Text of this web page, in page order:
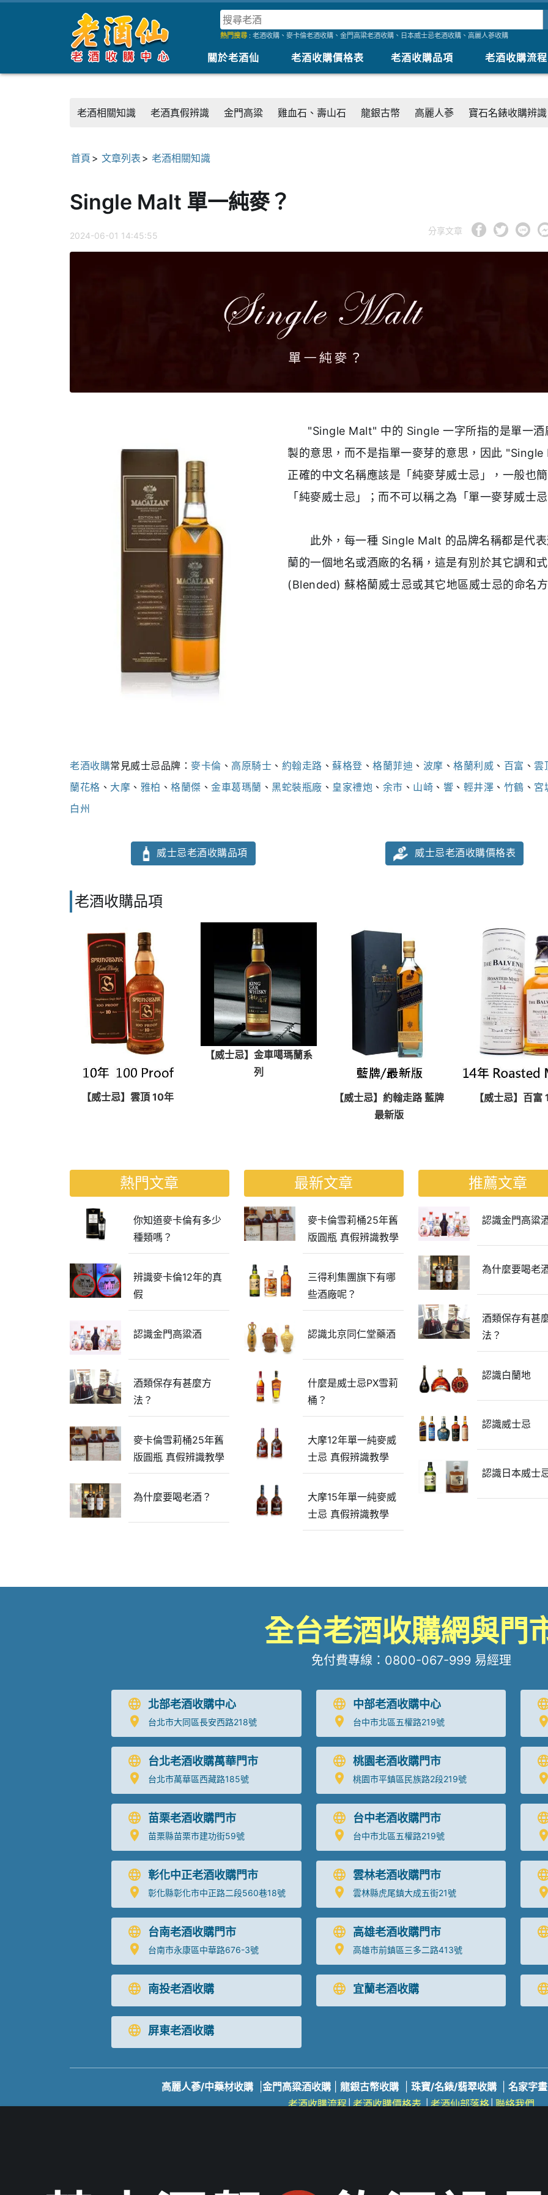
熱門搜尋 : 老酒收購 、 麥卡倫老酒收購 、 金門高粱老酒收購 、 日本威士忌老酒收購 、 高麗人蔘收購
關於老酒仙 老酒收購價格表 老酒收購品項 老酒收購流程
老酒相關知識 老酒真假辨識 金門高粱 雞血石、壽山石 龍銀古幣 高麗人蔘 寶石名錶收購辨識
首頁 文章列表 老酒相關知識
Single Malt 單一純麥？
2024-06-01 14:45:55 分享文章
"Single Malt" 中的 Single 一字所指的是單一酒
製的意思，而不是指單一麥芽的意思，因此
正確的中文名稱應該是「純麥芽威士忌」，一般也
「純麥威士忌」；而不可以稱之為「單一麥芽威士
此外，每一種 Single Malt 的品牌名稱都是代表
蘭的一個地名或酒廠的名稱，這是有別於其它調和式
(Blended) 蘇格蘭威士忌或其它地區威士忌的命名
老酒收購常見威士忌品牌： 麥卡倫 、 高原騎士 、 約翰走路 、 蘇格登 、 格蘭菲迪 、 波摩 、 格蘭利威 、 百富 、 雲
蘭花格 、 大摩 、 雅柏 、 格蘭傑 、 金車葛瑪蘭 、 黑蛇裝瓶廠 、 皇家禮炮 、 余市 、 山崎 、 響 、 輕井澤 、 竹鶴 、 宮
白州
威士忌老酒收購品項 威士忌老酒收購價格表
老酒收購品項
【威士忌】雲頂 10年
【威士忌】金車噶瑪蘭系
列
【威士忌】約翰走路 藍牌
最新版
【威士忌】百富
熱門文章
你知道麥卡倫有多少
種類嗎？
辨識麥卡倫12年的真
假
認識金門高粱酒
酒類保存有甚麼方
法？
麥卡倫雪莉桶25年舊
版圓瓶 真假辨識教學
為什麼要喝老酒？
最新文章
麥卡倫雪莉桶25年舊
版圓瓶 真假辨識教學
三得利集團旗下有哪
些酒廠呢？
認識北京同仁堂藥酒
什麼是威士忌PX雪莉
桶？
大摩12年單一純麥威
士忌 真假辨識教學
大摩15年單一純麥威
士忌 真假辨識教學
推薦文章
認識金門高粱
為什麼要喝老
酒類保存有甚
法？
認識白蘭地
認識威士忌
認識日本威士
全台老酒收購網與門
免付費專線： 0800-067-999易經理
北部老酒收購中心
台北市大同區長安西路218號
中部老酒收購中心
台中市北區五權路219號
台北老酒收購萬華門市
台北市萬華區西藏路185號
桃園老酒收購門市
桃園市平鎮區民族路2段219號
苗栗老酒收購門市
苗栗縣苗栗市建功街59號
台中老酒收購門市
台中市北區五權路219號
彰化中正老酒收購門市
彰化縣彰化市中正路二段560巷18號
雲林老酒收購門市
雲林縣虎尾鎮大成五街21號
台南老酒收購門市
台南市永康區中華路676-3號
高雄老酒收購門市
高雄市前鎮區三多二路413號
南投老酒收購 宜蘭老酒收購
屏東老酒收購
高麗人蔘/中藥材收購 金門高粱酒收購| 龍銀古幣收購 珠寶/名錶/翡翠收購
名家字
老酒收購流程│老酒收購價格表 │老酒仙部落格│聯絡我們